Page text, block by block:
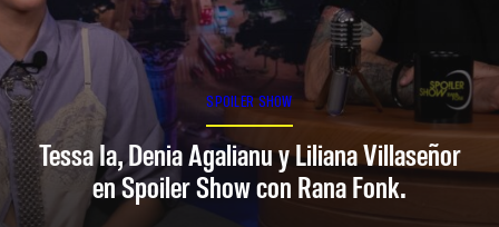
SPOILER SHOW
Tessa Ia, Denia Agalianu y Liliana Villaseñor
en Spoiler Show con Rana Fonk.